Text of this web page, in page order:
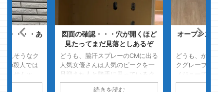
・・・・あ
れそうなク
の殺人では
ませんｗ
修生さ
図面の確認・・・穴が開くほど
見たってまだ見落としあるぞ
どうも、脇汗スプレーのCMに出る
人気女優さんは人気のピークを一
旦迎えた人と勝手に思っているク
マノジョーです 勝手に思ってい
続きを読む
オープンス
どうも、かむ
クグレープフ
ノジョーです
ないんですよ